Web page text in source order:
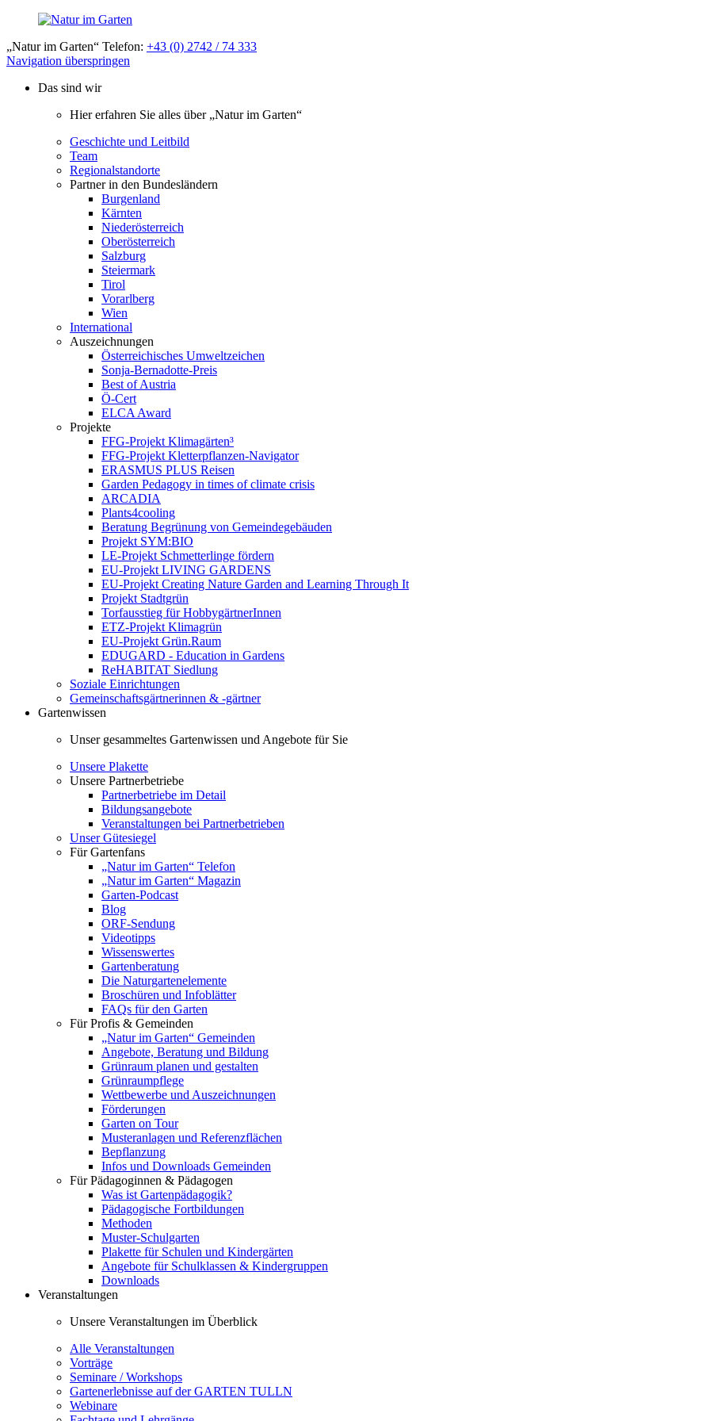
„Natur im Garten“ Telefon: +43 (0) 2742 / 74 333
Navigation überspringen
Das sind wir
Hier erfahren Sie alles über „Natur im Garten“
Geschichte und Leitbild
Team
Regionalstandorte
Partner in den Bundesländern
Burgenland
Kärnten
Niederösterreich
Oberösterreich
Salzburg
Steiermark
Tirol
Vorarlberg
Wien
International
Auszeichnungen
Österreichisches Umweltzeichen
Sonja-Bernadotte-Preis
Best of Austria
Ö-Cert
ELCA Award
Projekte
FFG-Projekt Klimagärten³
FFG-Projekt Kletterpflanzen-Navigator
ERASMUS PLUS Reisen
Garden Pedagogy in times of climate crisis
ARCADIA
Plants4cooling
Beratung Begrünung von Gemeindegebäuden
Projekt SYM:BIO
LE-Projekt Schmetterlinge fördern
EU-Projekt LIVING GARDENS
EU-Projekt Creating Nature Garden and Learning Through It
Projekt Stadtgrün
Torfausstieg für HobbygärtnerInnen
ETZ-Projekt Klimagrün
EU-Projekt Grün.Raum
EDUGARD - Education in Gardens
ReHABITAT Siedlung
Soziale Einrichtungen
Gemeinschaftsgärtnerinnen & -gärtner
Gartenwissen
Unser gesammeltes Gartenwissen und Angebote für Sie
Unsere Plakette
Unsere Partnerbetriebe
Partnerbetriebe im Detail
Bildungsangebote
Veranstaltungen bei Partnerbetrieben
Unser Gütesiegel
Für Gartenfans
„Natur im Garten“ Telefon
„Natur im Garten“ Magazin
Garten-Podcast
Blog
ORF-Sendung
Videotipps
Wissenswertes
Gartenberatung
Die Naturgartenelemente
Broschüren und Infoblätter
FAQs für den Garten
Für Profis & Gemeinden
„Natur im Garten“ Gemeinden
Angebote, Beratung und Bildung
Grünraum planen und gestalten
Grünraumpflege
Wettbewerbe und Auszeichnungen
Förderungen
Garten on Tour
Musteranlagen und Referenzflächen
Bepflanzung
Infos und Downloads Gemeinden
Für Pädagoginnen & Pädagogen
Was ist Gartenpädagogik?
Pädagogische Fortbildungen
Methoden
Muster-Schulgarten
Plakette für Schulen und Kindergärten
Angebote für Schulklassen & Kindergruppen
Downloads
Veranstaltungen
Unsere Veranstaltungen im Überblick
Alle Veranstaltungen
Vorträge
Seminare / Workshops
Gartenerlebnisse auf der GARTEN TULLN
Webinare